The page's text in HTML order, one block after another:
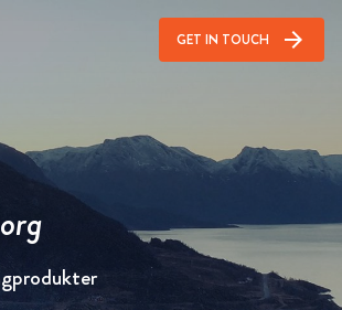
GET IN TOUCH arrow_forward